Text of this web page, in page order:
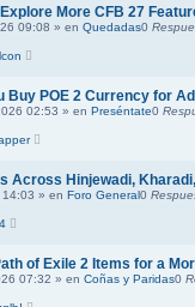
More CFB 27
09:08 » en Quedadas0
Buy POE 2 Currency for
02:53 » en Preséntate0
Across Hinjewadi,
» en Foro General0
of Exile 2 Items for a
07:32 » en Coñas y Paridas0